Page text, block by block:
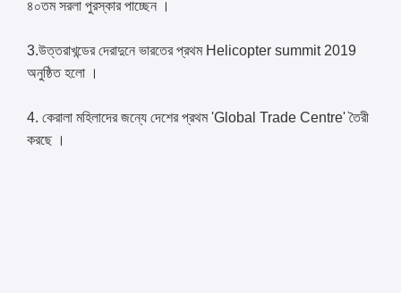
৪০তম সরলা পুরস্কার পাচ্ছেন ।
3.উত্তরাখন্ডের দেরাদুনে ভারতের প্রথম Helicopter summit 2019
অনুষ্ঠিত হলো ।
4. কেরালা মহিলাদের জন্যে দেশের প্রথম 'Global Trade Centre' তৈরী
করছে ।